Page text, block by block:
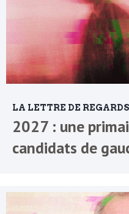
LA LETTRE DE
2027 : une
candidats de